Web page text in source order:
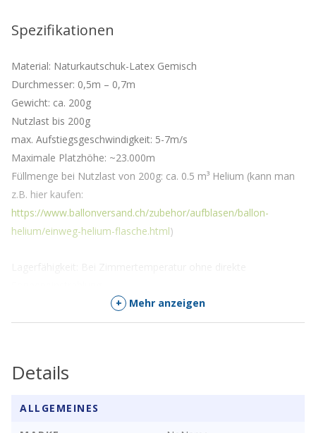
dieses
kommen
Spezifikationen
Material: Naturkautschuk-Latex Gemisch
Durchmesser: 0,5m – 0,7m
Gewicht: ca. 200g
Nutzlast bis 200g
max. Aufstiegsgeschwindigkeit: 5-7m/s
Maximale Platzhöhe: ~23.000m
Füllmenge bei Nutzlast von 200g: ca. 0.5 m³ Helium (kann man
z.B. hier kaufen:
https://www.ballonversand.ch/zubehor/aufblasen/ballon-
helium/einweg-helium-flasche.html)
Anweisungen
Bewilligung benutzt werden (siehe
kinderballone-und-freiballone-.html
+ Mehr anzeigen
Details
ALLGEMEINES